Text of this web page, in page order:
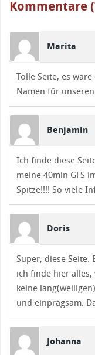
Kommentare
Marita
Tolle Seite, es
Namen für
Benjamin
Ich finde diese
meine 40min GFS
Spitze!!!! So viele
Doris
Super, diese Seite.
ich finde hier alles,
keine
und einprägsam.
Johanna